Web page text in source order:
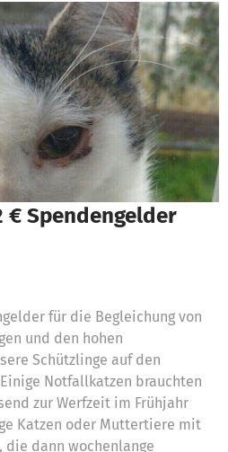
€ Spendengelder
für die Begleichung von
und den hohen
Schützlinge auf den
Notfallkatzen brauchten
zur Werfzeit im Frühjahr
Katzen oder Muttertiere mit
die dann wochenlange